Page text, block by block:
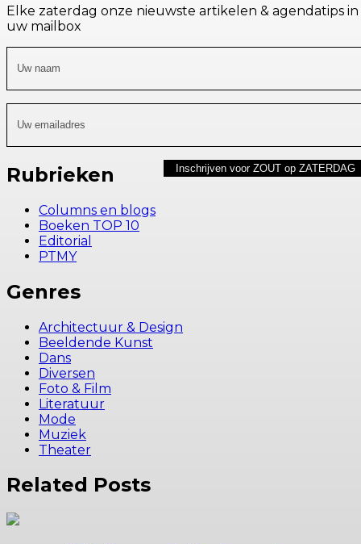
Elke zaterdag onze nieuwste artikelen & agendatips in
uw mailbox
Rubrieken
Columns en blogs
Boeken TOP 10
Editorial
PTMY
Genres
Architectuur & Design
Beeldende Kunst
Dans
Diversen
Foto & Film
Literatuur
Mode
Muziek
Theater
Related Posts